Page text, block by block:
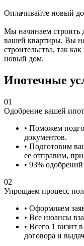
Оплачивайте новый
Мы начинаем строить
вашей квартиры. Вы
строительства, так
новый дом.
Ипотечные
01
Одобрение вашей
• Поможем
документов.
• Подготовим
ее отправим,
• 93%
02
Упрощаем процесс
• Оформляем
• Все нюансы
• Всего 1 визит
договора и